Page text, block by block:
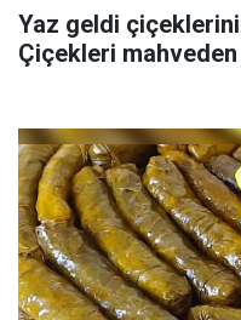
Yaz geldi
Çiçekleri